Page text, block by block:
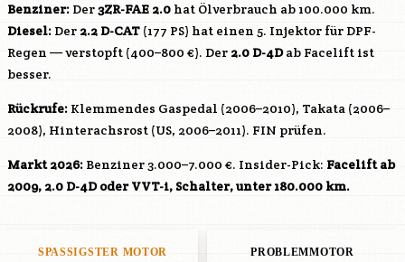
Benziner: Der3ZR-FAE 2.0 hat Ölverbrauch ab 100.000 km.
Diesel: Der 2.2 D-CAT (177 PS) hat einen 5. Injektor für DPF-
Regen — verstopft (400–800 €). Der 2.0 D-4Dab Facelift ist
besser.
Rückrufe: Klemmendes Gaspedal (2006–2010), Takata (2006–
2008), Hinterachsrost (US, 2006–2011). FIN prüfen.
Markt 2026: Benziner 3.000–7.000 €. Insider-Pick: Facelift ab
2009, 2.0 D-4D oder VVT-i, Schalter, unter 180.000 km.
SPASSIGSTER MOTOR PROBLEMMOTOR